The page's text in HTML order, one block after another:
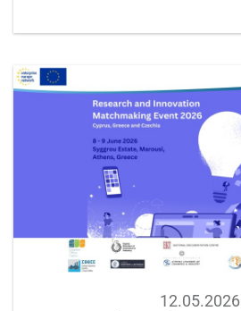
12.05.2026